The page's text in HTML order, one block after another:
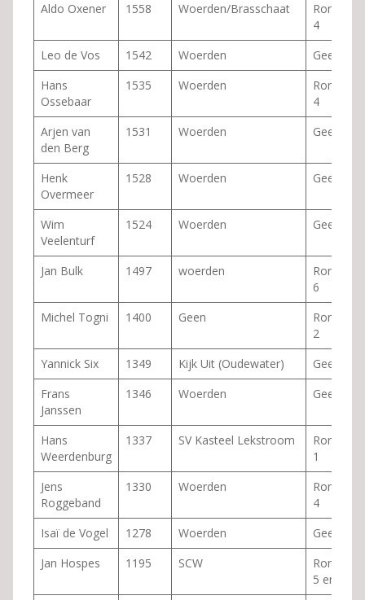
Aldo Oxener
1558 Woerden/Brasschaat
Ronde
4
Leo de Vos
1542 Woerden
Geen
Hans
Ossebaar
1535 Woerden
Ronde
4
Arjen van
den Berg
1531 Woerden Geen
Henk
Overmeer
1528 Woerden Geen
Wim
Veelenturf
1524 Woerden Geen
Jan Bulk 1497 woerden
Ronde
6
Michel Togni
1400 Geen
Ronde
2
Yannick Six
1349 Kijk Uit (Oudewater)
Geen
Frans
Janssen
1346 Woerden Geen
Hans
Weerdenburg
1337 SV Kasteel Lekstroom
Ronde
1
Jens
Roggeband
1330 Woerden
Ronde
4
Isaï de Vogel
1278 Woerden
Geen
Jan Hospes
1195 SCW
Ronde
5 en 6